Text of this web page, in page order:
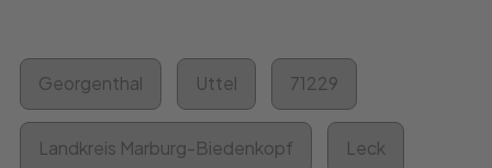
Georgenthal Uttel 71229
Landkreis Marburg-Biedenkopf Leck